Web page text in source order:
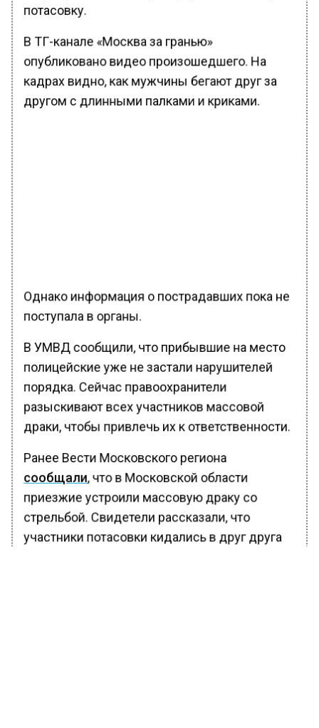
потасовку.
В ТГ-канале «Москва за гранью»
опубликовано видео произошедшего. На
кадрах видно, как мужчины бегают друг за
другом с длинными палками и криками.
Однако информация о пострадавших пока не
поступала в органы.
В УМВД сообщили, что прибывшие на место
полицейские уже не застали нарушителей
порядка. Сейчас правоохранители
разыскивают всех участников массовой
драки, чтобы привлечь их к ответственности.
Ранее Вести Московского региона
сообщали, что в Московской области
приезжие устроили массовую драку со
стрельбой. Свидетели рассказали, что
участники потасовки кидались в друг друга